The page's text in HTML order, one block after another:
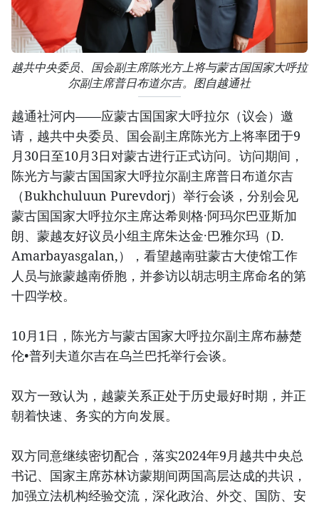
越共中央委员、国会副主席陈光方上将与蒙古国国家大呼拉
尔副主席普日布道尔吉。图自越通社
越通社河内——应蒙古国国家大呼拉尔（议会）邀
请，越共中央委员、国会副主席陈光方上将率团于9
月30日至10月3日对蒙古进行正式访问。访问期间，
陈光方与蒙古国国家大呼拉尔副主席普日布道尔吉
（Bukhchuluun Purevdorj）举行会谈，分别会见
蒙古国国家大呼拉尔主席达希则格·阿玛尔巴亚斯加
朗、蒙越友好议员小组主席朱达金·巴雅尔玛（D.
Amarbayasgalan,），看望越南驻蒙古大使馆工作
人员与旅蒙越南侨胞，并参访以胡志明主席命名的第
十四学校。
10月1日，陈光方与蒙古国家大呼拉尔副主席布赫楚
伦•普列夫道尔吉在乌兰巴托举行会谈。
双方一致认为，越蒙关系正处于历史最好时期，并正
朝着快速、务实的方向发展。
双方同意继续密切配合，落实2024年9月越共中央总
书记、国家主席苏林访蒙期间两国高层达成的共识，
加强立法机构经验交流，深化政治、外交、国防、安